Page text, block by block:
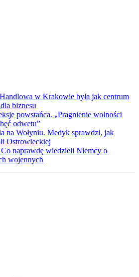
w Krakowie była jak centrum
biznesu
powstańca. „Pragnienie wolności
odwetu”
na Wołyniu. Medyk sprawdzi, jak
Ostrowieckiej
naprawdę wiedzieli Niemcy o
wojennych